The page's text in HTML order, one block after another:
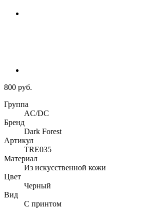
800 руб.
Группа
AC/DC
Бренд
Dark Forest
Артикул
TRE035
Материал
Из искусственной кожи
Цвет
Черный
Вид
С принтом